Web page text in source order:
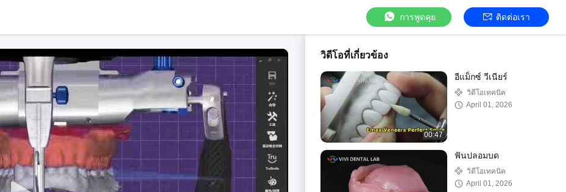
การพูดคุย ติดต่อเรา
วิดีโอที่เกี่ยวข้อง
00:47
อีแม็กซ์ วีเนียร์
วิดีโอเทคนิค
April 01, 2026
ฟันปลอมบด
วิดีโอเทคนิค
April 01, 2026